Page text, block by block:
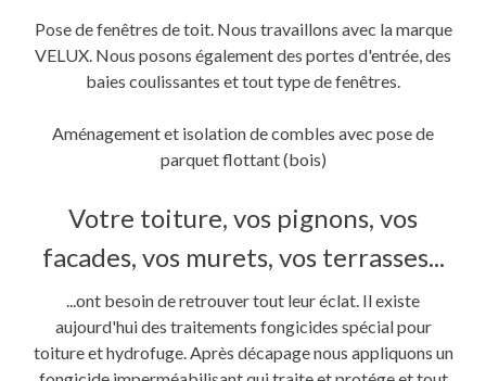
Pose de fenêtres de toit. Nous travaillons avec la marque
VELUX. Nous posons également des portes d'entrée, des
baies coulissantes et tout type de fenêtres.
Aménagement et isolation de combles avec pose de
parquet flottant (bois)
Votre toiture, vos pignons, vos
facades, vos murets, vos terrasses...
...ont besoin de retrouver tout leur éclat. Il existe
aujourd'hui des traitements fongicides spécial pour
toiture et hydrofuge. Après décapage nous appliquons un